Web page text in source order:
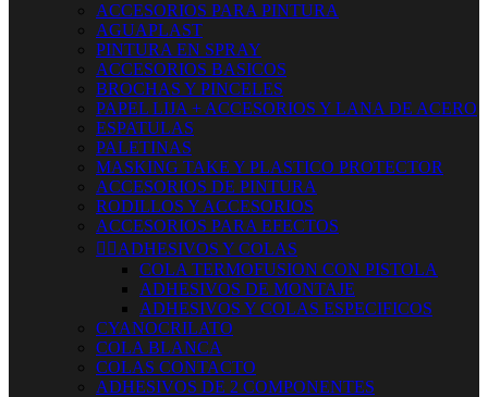
ACCESORIOS PARA PINTURA
AGUAPLAST
PINTURA EN SPRAY
ACCESORIOS BASICOS
BROCHAS Y PINCELES
PAPEL LIJA + ACCESORIOS Y LANA DE ACERO
ESPATULAS
PALETINAS
MASKING TAKE Y PLASTICO PROTECTOR
ACCESORIOS DE PINTURA
RODILLOS Y ACCESORIOS
ACCESORIOS PARA EFECTOS
 ADHESIVOS Y COLAS
COLA TERMOFUSION CON PISTOLA
ADHESIVOS DE MONTAJE
ADHESIVOS Y COLAS ESPECIFICOS
CYANOCRILATO
COLA BLANCA
COLAS CONTACTO
ADHESIVOS DE 2 COMPONENTES